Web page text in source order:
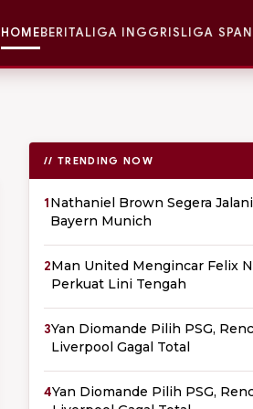
HOMEBERITALIGA INGGRISLIGA
// TRENDING NOW
1Nathaniel Brown Segera
Bayern Munich
2Man United Mengincar Felix
Perkuat Lini Tengah
3Yan Diomande Pilih PSG,
Liverpool Gagal Total
4Yan Diomande Pilih PSG,